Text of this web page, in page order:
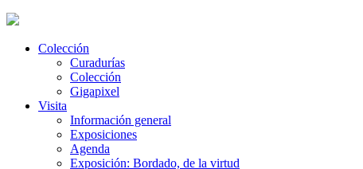
Colección
Curadurías
Colección
Gigapixel
Visita
Información general
Exposiciones
Agenda
Exposición: Bordado, de la virtud